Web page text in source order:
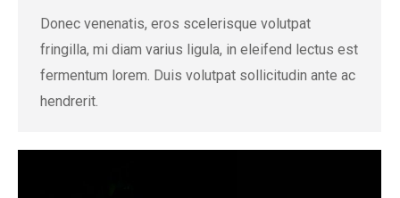
Donec venenatis, eros scelerisque volutpat
fringilla, mi diam varius ligula, in eleifend lectus est
fermentum lorem. Duis volutpat sollicitudin ante ac
hendrerit.